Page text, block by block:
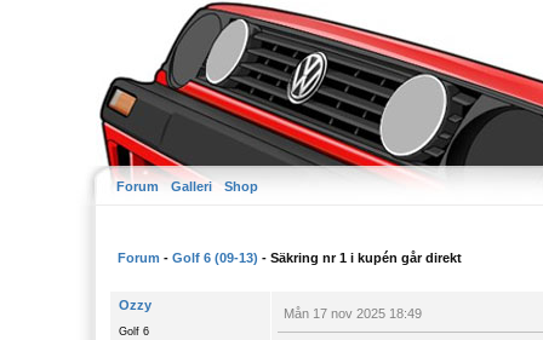
Forum Galleri Shop
Forum - Golf 6 (09-13) - Säkring nr 1 i kupén går direkt
Ozzy
Golf 6
Mån 17 nov 2025 18:49